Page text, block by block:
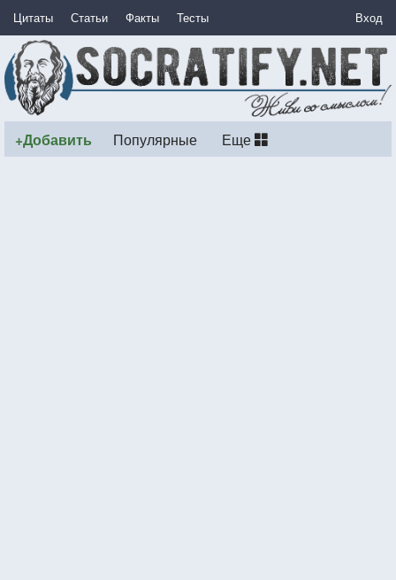
Цитаты Статьи Факты Тесты Вход
+Добавить Популярные Еще